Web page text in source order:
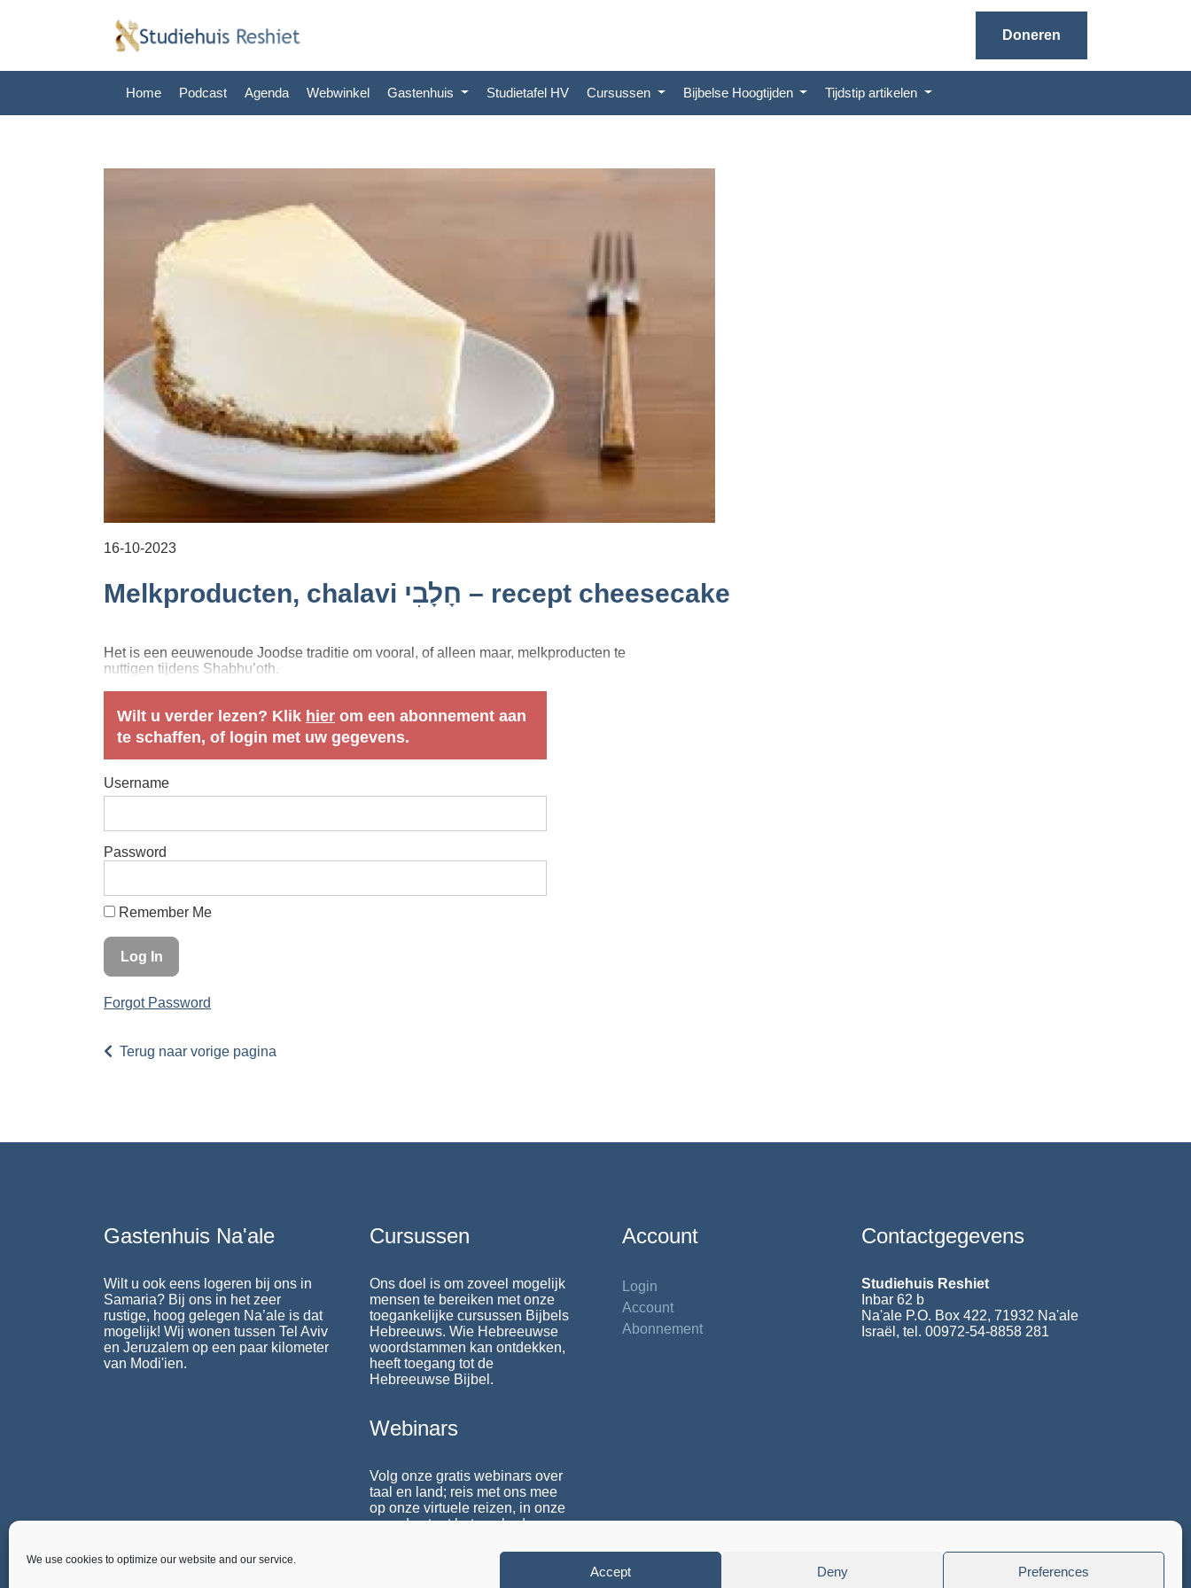
We use cookies to optimize our website and our service.
Accept Deny Preferences
Doneren
Home Podcast Agenda Webwinkel Gastenhuis Studietafel HV Cursussen Bijbelse Hoogtijden Tijdstip artikelen
16-10-2023
Melkproducten, chalavi חָלָבִי – recept cheesecake
Het is een eeuwenoude Joodse traditie om vooral, of alleen maar, melkproducten te
nuttigen tijdens Shabhu’oth.
Wilt u verder lezen? Klik hier om een abonnement aan
te schaffen, of login met uw gegevens.
Username
Password
Remember Me
Forgot Password
Terug naar vorige pagina
Gastenhuis Na'ale
Wilt u ook eens logeren bij ons in
Samaria? Bij ons in het zeer
rustige, hoog gelegen Na’ale is dat
mogelijk! Wij wonen tussen Tel Aviv
en Jeruzalem op een paar kilometer
van Modi'ien.
Cursussen
Ons doel is om zoveel mogelijk
mensen te bereiken met onze
toegankelijke cursussen Bijbels
Hebreeuws. Wie Hebreeuwse
woordstammen kan ontdekken,
heeft toegang tot de
Hebreeuwse Bijbel.
Webinars
Volg onze gratis webinars over
taal en land; reis met ons mee
op onze virtuele reizen, in onze
agenda staat het aanbod.
Account
Login
Account
Abonnement
Contactgegevens
Studiehuis Reshiet
Inbar 62 b
Na'ale P.O. Box 422, 71932 Na'ale
Israël, tel. 00972-54-8858 281